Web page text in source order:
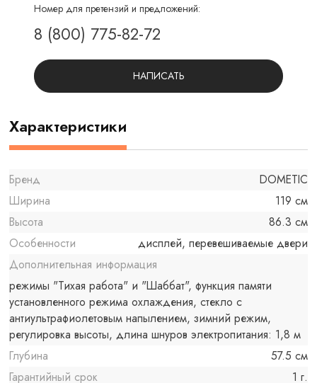
Номер для претензий и предложений:
8 (800) 775-82-72
НАПИСАТЬ
Характеристики
Бренд
DOMETIC
Ширина
119 см
Высота
86.3 см
Особенности
дисплей, перевешиваемые двери
Дополнительная информация
режимы "Тихая работа" и "Шаббат", функция памяти
установленного режима охлаждения, стекло с
антиультрафиолетовым напылением, зимний режим,
регулировка высоты, длина шнуров электропитания: 1,8 м
Глубина
57.5 см
Гарантийный срок
1 г.